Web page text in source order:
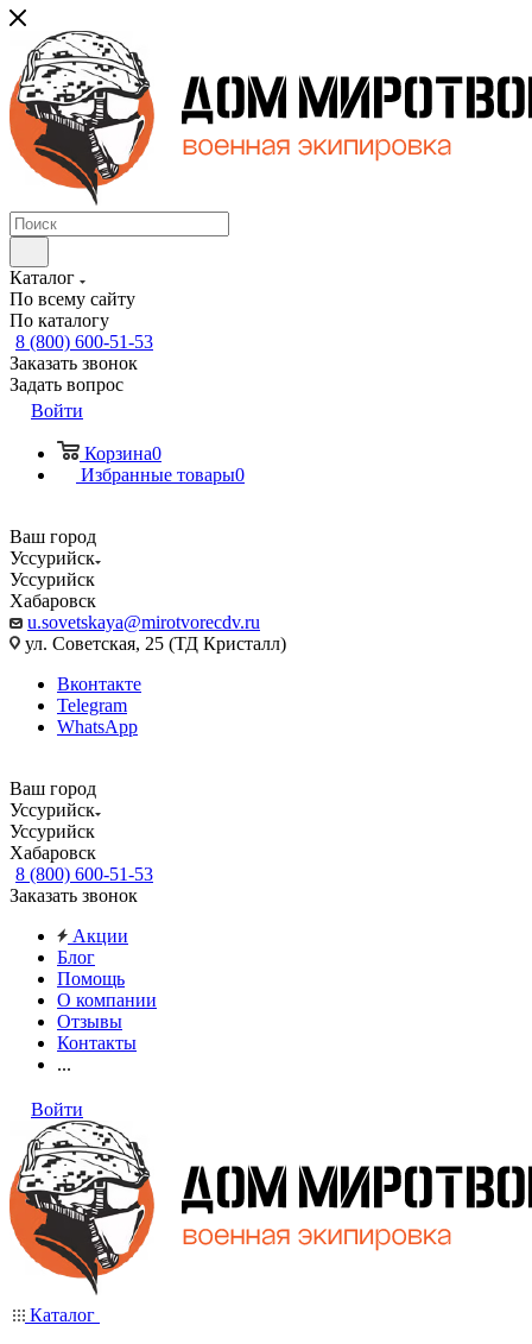
Каталог
По всему сайту
По каталогу
8 (800) 600-51-53
Заказать звонок
Задать вопрос
Войти
Корзина0
Избранные товары0
Ваш город
Уссурийск
Уссурийск
Хабаровск
u.sovetskaya@mirotvorecdv.ru
ул. Советская, 25 (ТД Кристалл)
Вконтакте
Telegram
WhatsApp
Ваш город
Уссурийск
Уссурийск
Хабаровск
8 (800) 600-51-53
Заказать звонок
Акции
Блог
Помощь
О компании
Отзывы
Контакты
...
Войти
Каталог